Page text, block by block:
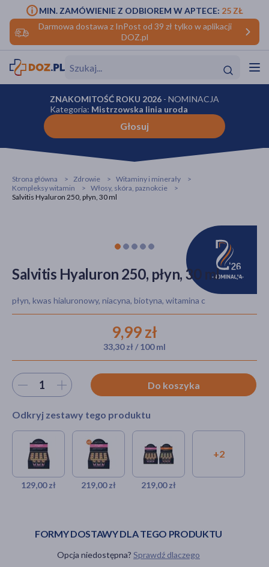
Darmowa dostawa z InPost od 39 zł tylko w aplikacji
DOZ.pl
MIN. ZAMÓWIENIE Z ODBIOREM W APTECE: 25 ZŁ
Hit
ZNAKOMITOŚĆ ROKU 2026 - NOMINACJA
Kategoria: Mistrzowska linia uroda
Głosuj
Strona główna Zdrowie
Witaminy i minerały
Kompleksy witamin
Włosy, skóra, paznokcie
Salvitis Hyaluron 250, płyn, 30 ml
Salvitis Hyaluron 250, płyn, 30 ml
płyn, kwas hialuronowy, niacyna, biotyna, witamina c
9,99 zł
33,30 zł / 100 ml
Wybierz ilość Do koszyka
Odkryj zestawy tego produktu
129,00 zł
Zestaw Salvitis Hyaluron 250,
30 ml x 15 szt.
219,00 zł
Zestaw Salvitis
Hyaluron 250, 30 ml x
30 szt.
219,00 zł
Zestaw
Salvitis Mix
Collagen 12
+2
FORMY DOSTAWY DLA TEGO PRODUKTU
Opcja niedostępna? Sprawdź dlaczego